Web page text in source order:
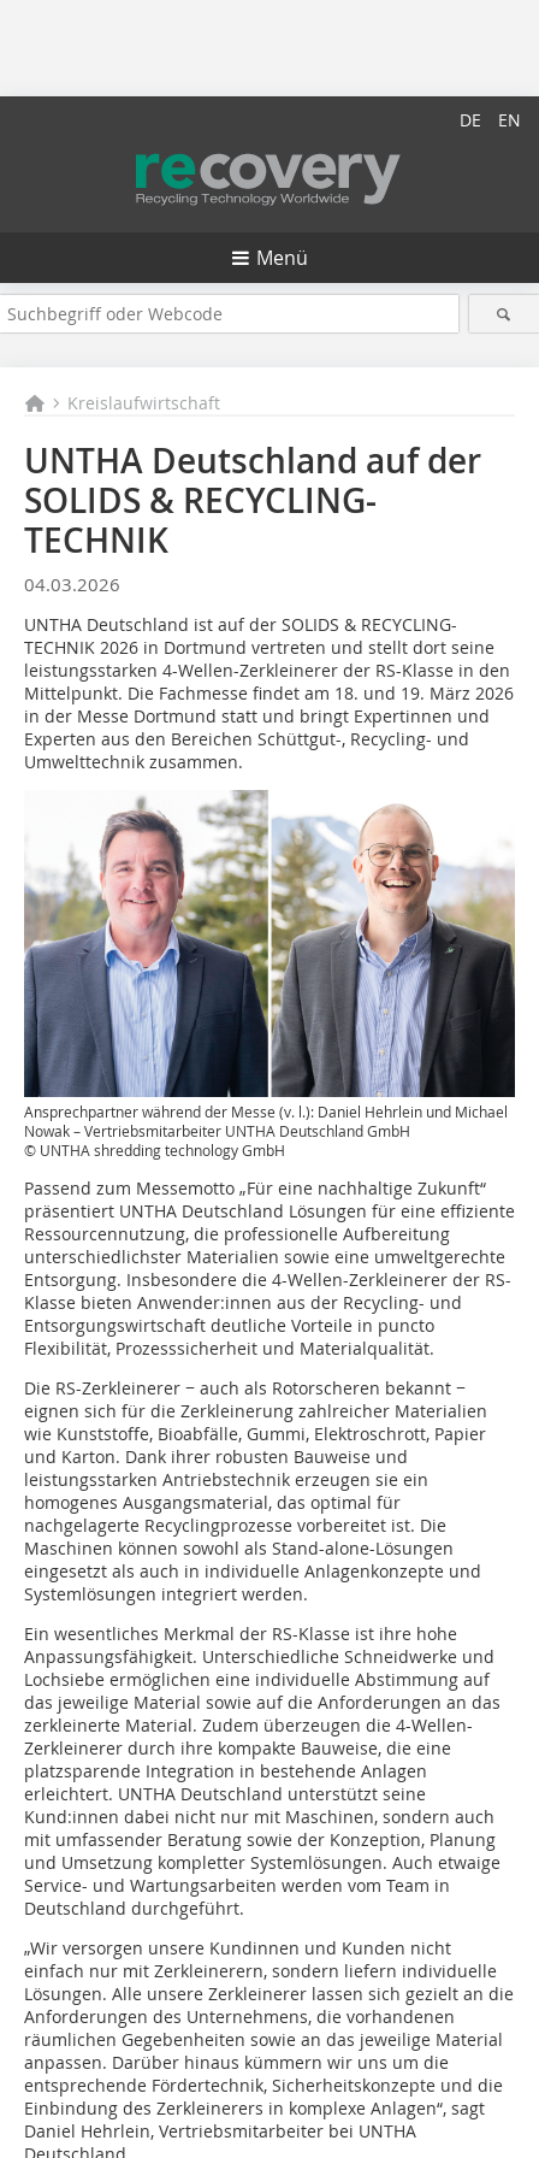
DE EN
Menü
Kreislaufwirtschaft
UNTHA Deutschland auf der
SOLIDS & RECYCLING-
TECHNIK
04.03.2026
UNTHA Deutschland ist auf der SOLIDS & RECYCLING-
TECHNIK 2026 in Dortmund vertreten und stellt dort seine
leistungsstarken 4-Wellen-Zerkleinerer der RS-Klasse in den
Mittelpunkt. Die Fachmesse findet am 18. und 19. März 2026
in der Messe Dortmund statt und bringt Expertinnen und
Experten aus den Bereichen Schüttgut-, Recycling- und
Umwelttechnik zusammen.
Ansprechpartner während der Messe (v. l.): Daniel Hehrlein und Michael
Nowak – Vertriebsmitarbeiter UNTHA Deutschland GmbH
© UNTHA shredding technology GmbH
Passend zum Messemotto „Für eine nachhaltige Zukunft“
präsentiert UNTHA Deutschland Lösungen für eine effiziente
Ressourcennutzung, die professionelle Aufbereitung
unterschiedlichster Materialien sowie eine umweltgerechte
Entsorgung. Insbesondere die 4-Wellen-Zerkleinerer der RS-
Klasse bieten Anwender:innen aus der Recycling- und
Entsorgungswirtschaft deutliche Vorteile in puncto
Flexibilität, Prozesssicherheit und Materialqualität.
Die RS-Zerkleinerer − auch als Rotorscheren bekannt −
eignen sich für die Zerkleinerung zahlreicher Materialien
wie Kunststoffe, Bioabfälle, Gummi, Elektroschrott, Papier
und Karton. Dank ihrer robusten Bauweise und
leistungsstarken Antriebstechnik erzeugen sie ein
homogenes Ausgangsmaterial, das optimal für
nachgelagerte Recyclingprozesse vorbereitet ist. Die
Maschinen können sowohl als Stand-alone-Lösungen
eingesetzt als auch in individuelle Anlagenkonzepte und
Systemlösungen integriert werden.
Ein wesentliches Merkmal der RS-Klasse ist ihre hohe
Anpassungsfähigkeit. Unterschiedliche Schneidwerke und
Lochsiebe ermöglichen eine individuelle Abstimmung auf
das jeweilige Material sowie auf die Anforderungen an das
zerkleinerte Material. Zudem überzeugen die 4-Wellen-
Zerkleinerer durch ihre kompakte Bauweise, die eine
platzsparende Integration in bestehende Anlagen
erleichtert. UNTHA Deutschland unterstützt seine
Kund:innen dabei nicht nur mit Maschinen, sondern auch
mit umfassender Beratung sowie der Konzeption, Planung
und Umsetzung kompletter Systemlösungen. Auch etwaige
Service- und Wartungsarbeiten werden vom Team in
Deutschland durchgeführt.
„Wir versorgen unsere Kundinnen und Kunden nicht
einfach nur mit Zerkleinerern, sondern liefern individuelle
Lösungen. Alle unsere Zerkleinerer lassen sich gezielt an die
Anforderungen des Unternehmens, die vorhandenen
räumlichen Gegebenheiten sowie an das jeweilige Material
anpassen. Darüber hinaus kümmern wir uns um die
entsprechende Fördertechnik, Sicherheitskonzepte und die
Einbindung des Zerkleinerers in komplexe Anlagen“, sagt
Daniel Hehrlein, Vertriebsmitarbeiter bei UNTHA